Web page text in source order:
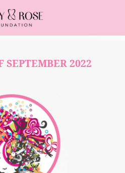
SEPTEMBER 2022